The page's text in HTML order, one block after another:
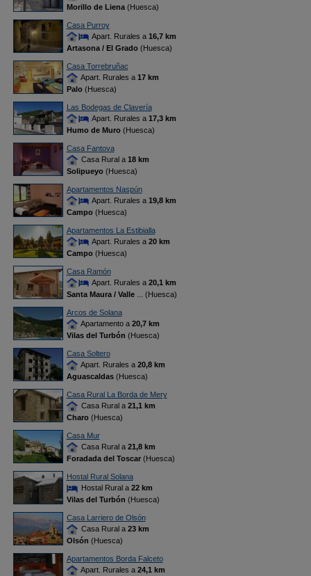
Morillo de Liena(Huesca)
Casa Purroy
Apart. Rurales a 16,7 km
Artasona / El Grado(Huesca)
Casa Torrebruñac
Apart. Rurales a 17 km
Palo(Huesca)
Las Bodegas de Clavería
Apart. Rurales a 17,3 km
Humo de Muro(Huesca)
Casa Fantova
Casa Rural a 18 km
Solipueyo(Huesca)
Apartamentos Naspún
Apart. Rurales a 19,8 km
Campo(Huesca)
Apartamentos La Estibialla
Apart. Rurales a 20 km
Campo(Huesca)
Casa Ramón
Apart. Rurales a 20,1 km
Santa Maura / Valle
... (Huesca)
Arcos de Solana
Apartamento a 20,7 km
Vilas del Turbón (Huesca)
Casa Soltero
Apart. Rurales a 20,8 km
Aguascaldas(Huesca)
Casa Rural La Borda de Mery
Casa Rural a 21,1 km
Charo(Huesca)
Casa Mur
Casa Rural a 21,8 km
Foradada del Toscar(Huesca)
Hostal Rural Solana
Hostal Rural a 22 km
Vilas del Turbón (Huesca)
Casa Larriero de Olsón
Casa Rural a 23 km
Olsón (Huesca)
Apartamentos Borda Falceto
Apart. Rurales a 24,1 km